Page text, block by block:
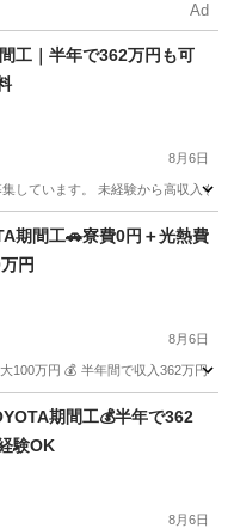
Ad
工｜半年で362万円も可
8月6日
募集しています。 未経験から
工場 未経験
期間工🚗寮費0円＋光熱費
円
8月6日
100万円 💰 半年間で収入362万円
期間工💰半年で362
験OK
8月6日